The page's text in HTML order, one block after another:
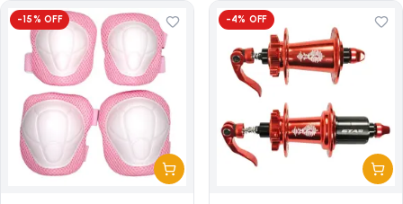
-15% OFF -4% OFF